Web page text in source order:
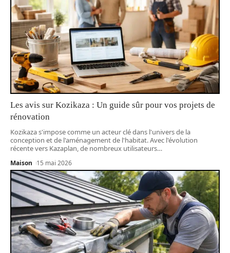
Les avis sur Kozikaza : Un guide sûr pour vos projets de
rénovation
Kozikaza s'impose comme un acteur clé dans l'univers de la
conception et de l'aménagement de l'habitat. Avec l'évolution
récente vers Kazaplan, de nombreux utilisateurs…
Maison 15 mai 2026